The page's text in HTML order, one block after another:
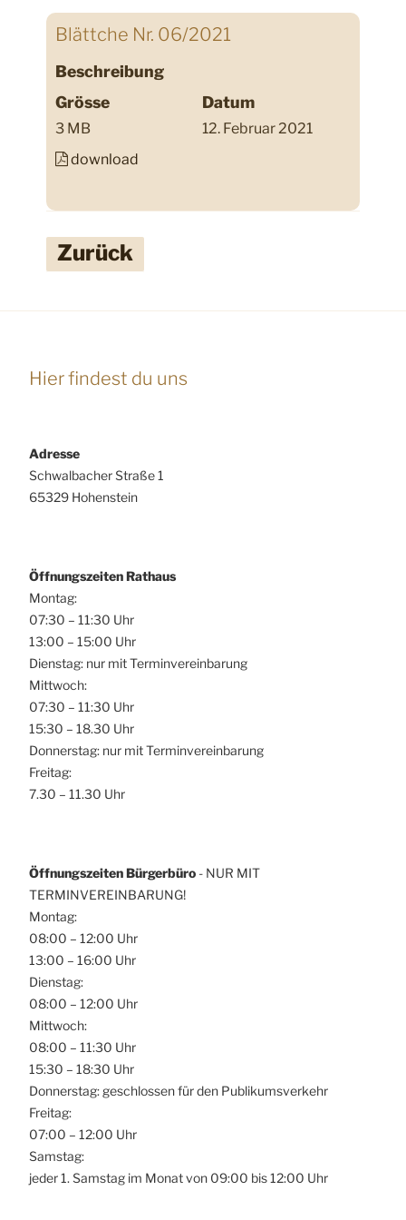
Blättche Nr. 06/2021
Beschreibung
Grösse
3 MB
Datum
12. Februar 2021
download
Zurück
Hier findest du uns
Adresse
Schwalbacher Straße 1
65329 Hohenstein
Öffnungszeiten Rathaus
Montag:
07:30 – 11:30 Uhr
13:00 – 15:00 Uhr
Dienstag: nur mit Terminvereinbarung
Mittwoch:
07:30 – 11:30 Uhr
15:30 – 18.30 Uhr
Donnerstag: nur mit Terminvereinbarung
Freitag:
7.30 – 11.30 Uhr
Öffnungszeiten Bürgerbüro - NUR MIT
TERMINVEREINBARUNG!
Montag:
08:00 – 12:00 Uhr
13:00 – 16:00 Uhr
Dienstag:
08:00 – 12:00 Uhr
Mittwoch:
08:00 – 11:30 Uhr
15:30 – 18:30 Uhr
Donnerstag: geschlossen für den Publikumsverkehr
Freitag:
07:00 – 12:00 Uhr
Samstag:
jeder 1. Samstag im Monat von 09:00 bis 12:00 Uhr